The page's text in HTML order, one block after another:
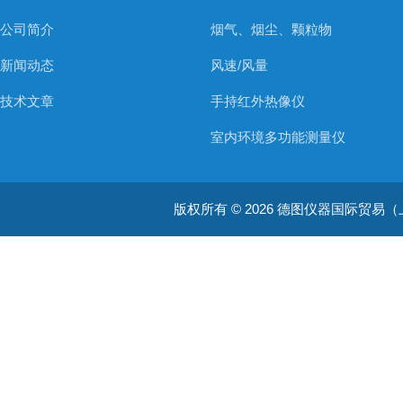
公司简介
新闻动态
技术文章
烟气、烟尘、颗粒物
风速/风量
手持红外热像仪
室内环境多功能测量仪
温湿度仪器
版权所有 © 2026 德图仪器国际贸易